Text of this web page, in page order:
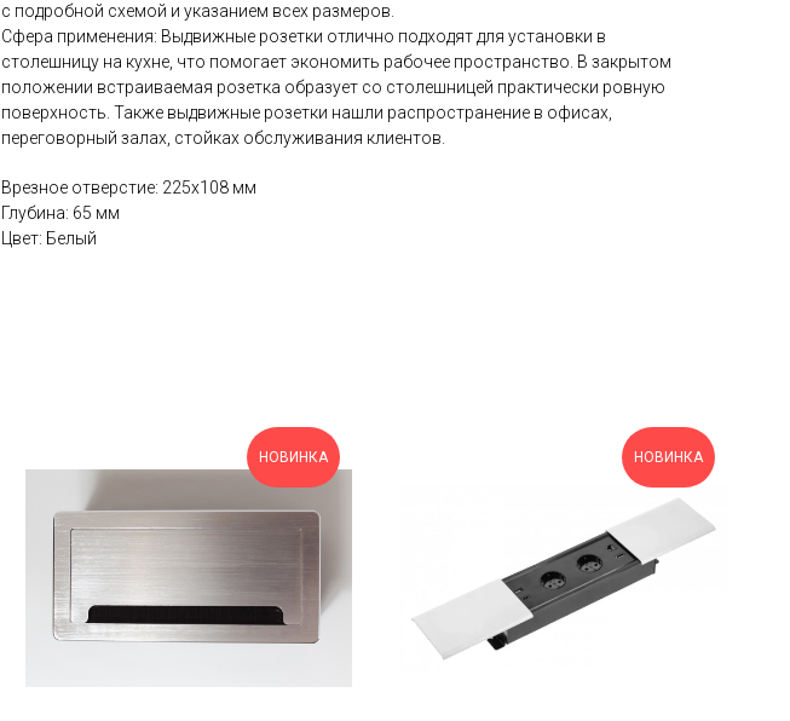
с подробной схемой и указанием всех размеров.
Сфера применения: Выдвижные розетки отлично подходят для установки в
столешницу на кухне, что помогает экономить рабочее пространство. В закрытом
положении встраиваемая розетка образует со столешницей практически ровную
поверхность. Также выдвижные розетки нашли распространение в офисах,
переговорный залах, стойках обслуживания клиентов.
Врезное отверстие: 225х108 мм
Глубина: 65 мм
Цвет: Белый
НОВИНКА НОВИНКА